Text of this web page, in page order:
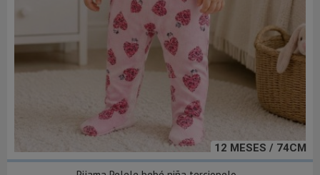
12 MESES / 74CM